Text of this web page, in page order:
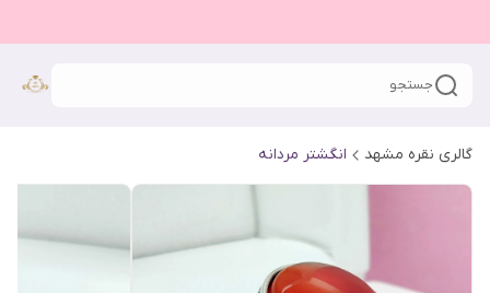
جستجو
گالری نقره مشهد انگشتر مردانه